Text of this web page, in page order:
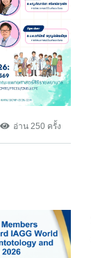
อ่าน 250 ครั้ง